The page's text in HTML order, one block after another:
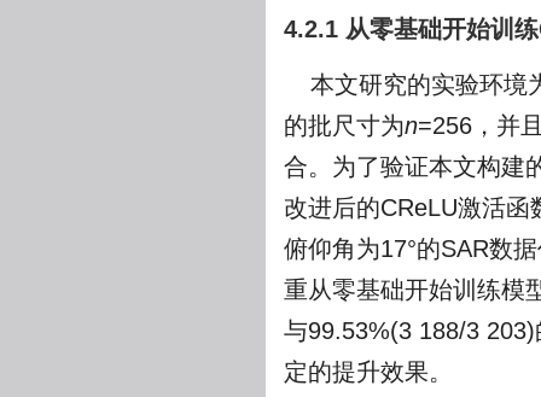
4.2.1 从零基础开始训
本文研究的实验环境
的批尺寸为n=256，并
合。为了验证本文构建
改进后的CReLU激活
俯仰角为17°的SAR数
重从零基础开始训练模
与99.53%(3 188/3
定的提升效果。